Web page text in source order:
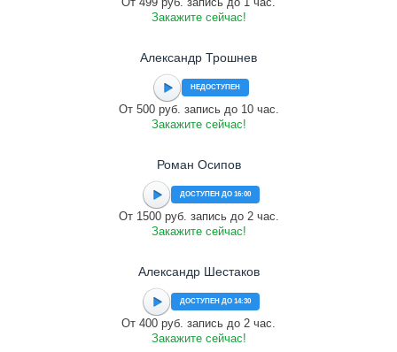
Закажите сейчас!
Александр Трошнев
НЕДОСТУПЕН
От 500 руб. запись до 10 час.
Закажите сейчас!
Роман Осипов
ДОСТУПЕН ДО 16:00
От 1500 руб. запись до 2 час.
Закажите сейчас!
Александр Шестаков
ДОСТУПЕН ДО 14:30
От 400 руб. запись до 2 час.
Закажите сейчас!